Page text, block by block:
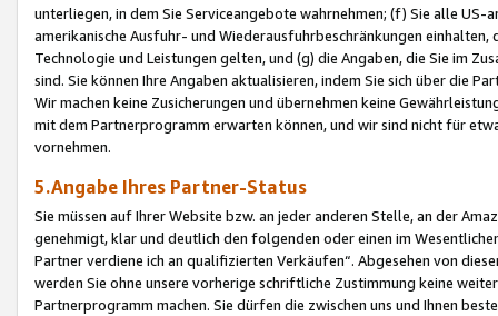
unterliegen, in dem Sie Serviceangebote wahrnehmen; (f) Sie alle
amerikanische Ausfuhr- und Wiederausfuhrbeschränkungen
Technologie und Leistungen gelten, und (g) die Angaben, die Sie im
sind. Sie können Ihre Angaben aktualisieren, indem Sie sich über die
Wir machen keine Zusicherungen und übernehmen keine
mit dem Partnerprogramm erwarten können, und wir sind nicht für
vornehmen.
5.Angabe Ihres Partner-Status
Sie müssen auf Ihrer Website bzw. an jeder anderen Stelle, an der
genehmigt, klar und deutlich den folgenden oder einen im
Partner verdiene ich an qualifizierten Verkäufen“. Abgesehen von
werden Sie ohne unsere vorherige schriftliche Zustimmung keine
Partnerprogramm machen. Sie dürfen die zwischen uns und Ihnen